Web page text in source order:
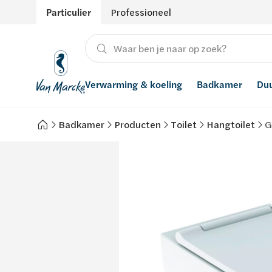
Particulier Professioneel
Verwarming & koeling
Verwarming
Badkamer
Producten
Hernieuwbare energie
Waterontharders
Badkamer Producten Toilet Hangtoilet